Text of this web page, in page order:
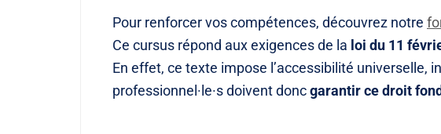
Pour renforcer vos compétences, découvrez notre
Ce cursus répond aux exigences de la loi du 11
En effet, ce texte impose l’accessibilité universelle,
professionnel·le·s doivent doncgarantir ce droit